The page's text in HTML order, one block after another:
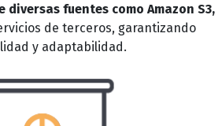
diversas fuentes como Amazon S3,
de terceros, garantizando
y adaptabilidad.